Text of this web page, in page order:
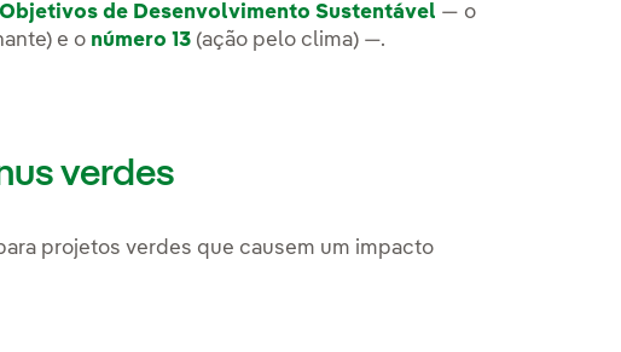
Objetivos de Desenvolvimento Sustentável — o
e o número 13 (ação pelo clima) —.
verdes
projetos verdes que causem um impacto